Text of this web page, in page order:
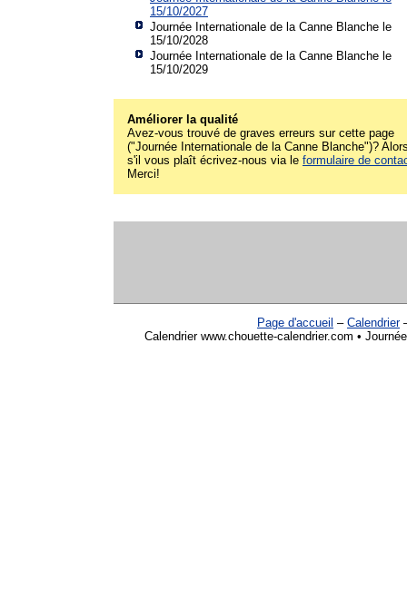
15/10/2027
Journée Internationale de la Canne Blanche le
15/10/2028
Journée Internationale de la Canne Blanche le
15/10/2029
Améliorer la qualité
Avez-vous trouvé de graves erreurs sur cette page
("Journée Internationale de la Canne Blanche")?
s'il vous plaît écrivez-nous via le formulaire de
Merci!
Page d'accueil – Calendrier
Calendrier www.chouette-calendrier.com •